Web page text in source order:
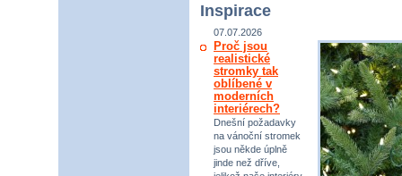
Inspirace
07.07.2026
Proč jsou
realistické
stromky tak
oblíbené v
moderních
interiérech?
Dnešní požadavky
na vánoční stromek
jsou někde úplně
jinde než dříve,